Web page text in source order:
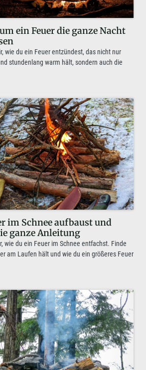
ein Feuer die ganze Nacht
wie du ein Feuer entzündest, das nicht nur
stundenlang warm hält, sondern auch die
im Schnee aufbaust und
ganze Anleitung
wie du ein Feuer im Schnee entfachst. Finde
am Laufen hält und wie du ein größeres Feuer